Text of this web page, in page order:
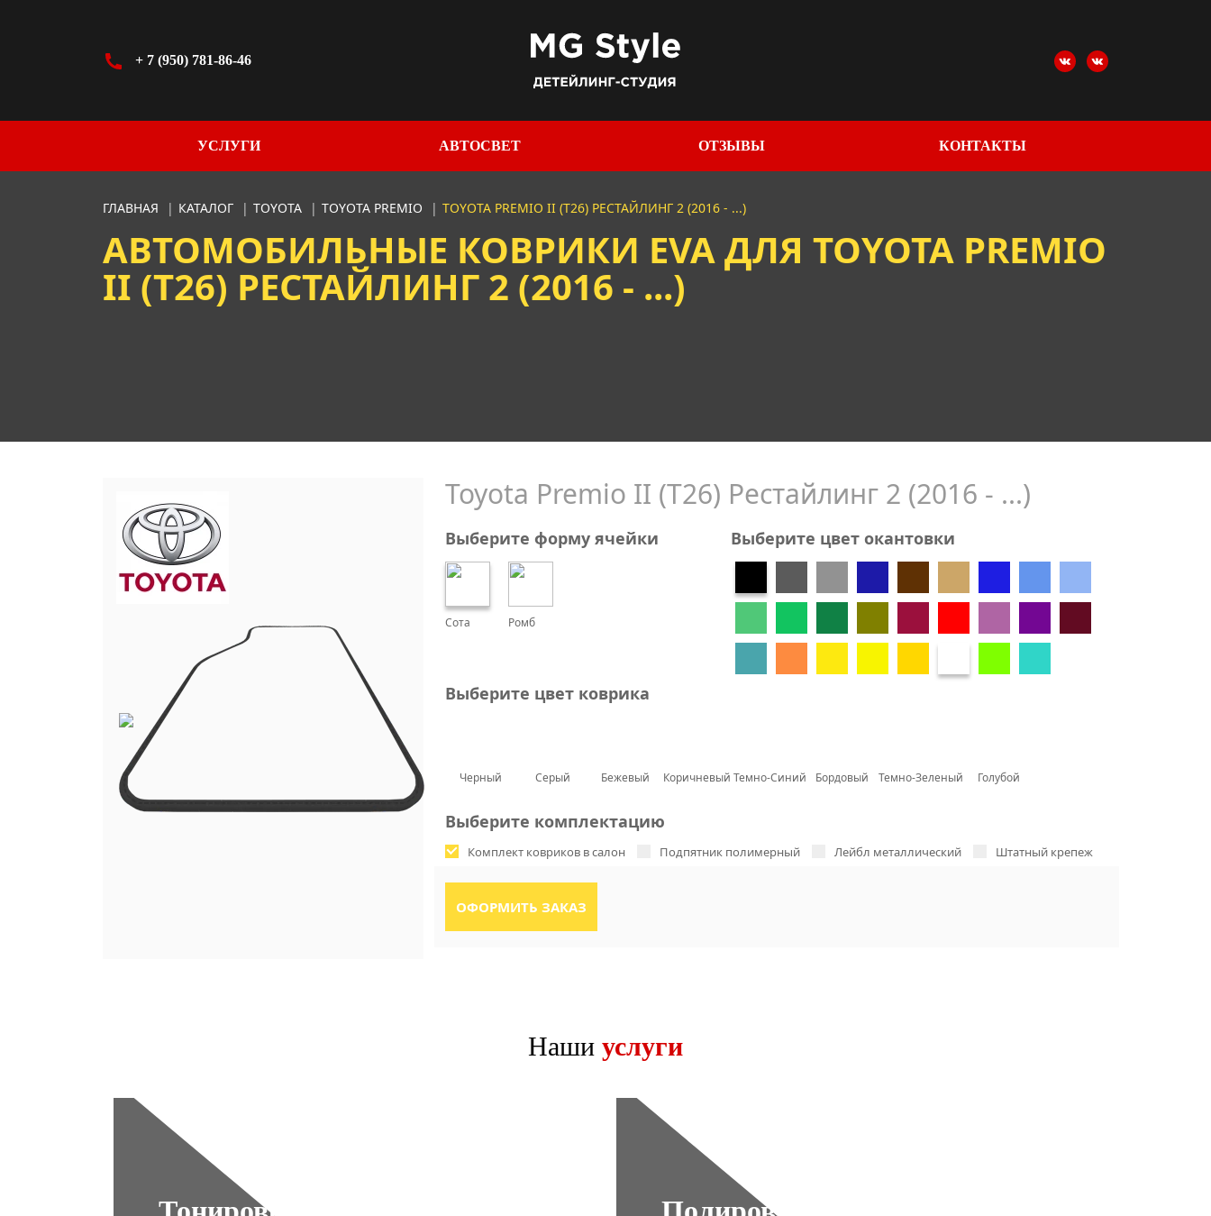
+ 7 (950) 781-86-46
УСЛУГИ АВТОСВЕТ ОТЗЫВЫ КОНТАКТЫ
ГЛАВНАЯ | КАТАЛОГ | TOYOTA | TOYOTA PREMIO | TOYOTA PREMIO II (T26) РЕСТАЙЛИНГ 2 (2016 - ...)
АВТОМОБИЛЬНЫЕ КОВРИКИ EVA ДЛЯ TOYOTA PREMIO
II (T26) РЕСТАЙЛИНГ 2 (2016 - ...)
Toyota Premio II (T26) Рестайлинг 2 (2016 - ...)
Выберите форму ячейки
Сота Ромб
Выберите цвет окантовки
Выберите цвет коврика
Черный Серый Бежевый Коричневый Темно-Синий Бордовый Темно-Зеленый Голубой
Выберите комплектацию
Комплект ковриков в салон Подпятник полимерный Лейбл металлический Штатный крепеж
Наши услуги